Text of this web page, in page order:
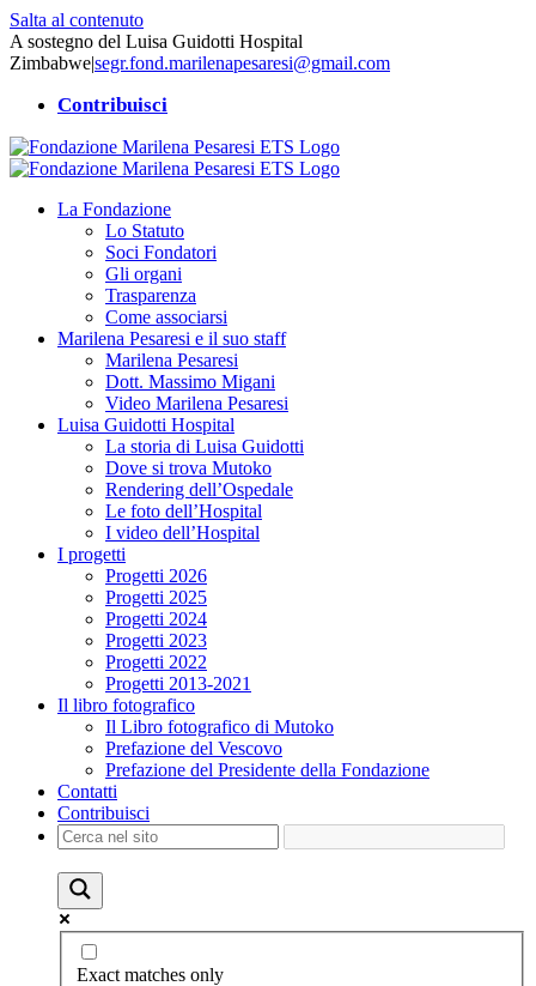
Salta al contenuto
A sostegno del Luisa Guidotti Hospital
Zimbabwe|segr.fond.marilenapesaresi@gmail.com
Contribuisci
La Fondazione
Lo Statuto
Soci Fondatori
Gli organi
Trasparenza
Come associarsi
Marilena Pesaresi e il suo staff
Marilena Pesaresi
Dott. Massimo Migani
Video Marilena Pesaresi
Luisa Guidotti Hospital
La storia di Luisa Guidotti
Dove si trova Mutoko
Rendering dell’Ospedale
Le foto dell’Hospital
I video dell’Hospital
I progetti
Progetti 2026
Progetti 2025
Progetti 2024
Progetti 2023
Progetti 2022
Progetti 2013-2021
Il libro fotografico
Il Libro fotografico di Mutoko
Prefazione del Vescovo
Prefazione del Presidente della Fondazione
Contatti
Contribuisci
Exact matches only